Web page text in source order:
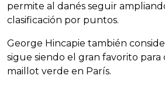
permite al danés seguir
clasificación por puntos.
George Hincapie también
sigue siendo el gran favorito para
maillot verde en París.